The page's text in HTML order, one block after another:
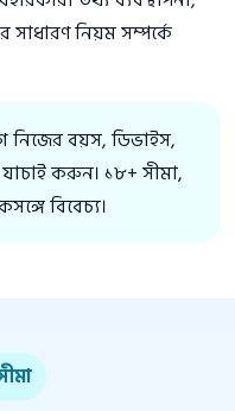
নিয়ম সম্পর্কে
নিজের বয়স, ডিভাইস,
করুন। ১৮+ সীমা,
বিবেচ্য।